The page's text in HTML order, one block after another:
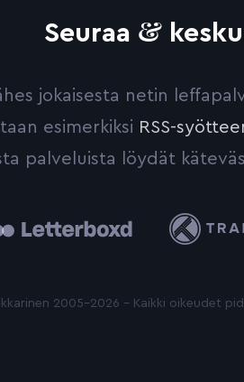
Seuraa &
jokaisesta netin
esimerkiksi RSS-
palveluista löydät
Trakt
2005-2026 - Kaikki oikeudet